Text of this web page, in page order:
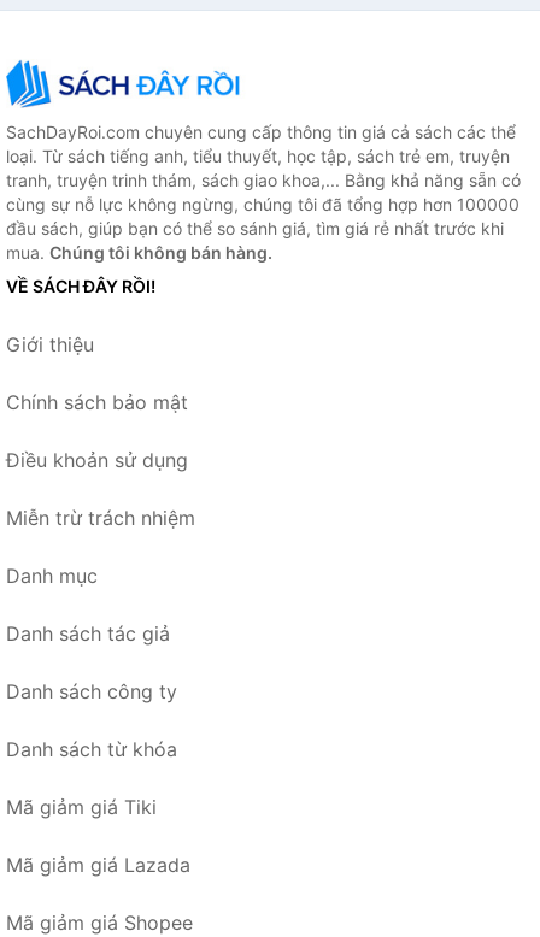
SachDayRoi.com chuyên cung cấp thông tin giá cả sách các thể
loại. Từ sách tiếng anh, tiểu thuyết, học tập, sách trẻ em, truyện
tranh, truyện trinh thám, sách giao khoa,... Bằng khả năng sẵn có
cùng sự nỗ lực không ngừng, chúng tôi đã tổng hợp hơn 100000
đầu sách, giúp bạn có thể so sánh giá, tìm giá rẻ nhất trước khi
mua. Chúng tôi không bán hàng.
VỀ SÁCH ĐÂY RỒI!
Giới thiệu
Chính sách bảo mật
Điều khoản sử dụng
Miễn trừ trách nhiệm
Danh mục
Danh sách tác giả
Danh sách công ty
Danh sách từ khóa
Mã giảm giá Tiki
Mã giảm giá Lazada
Mã giảm giá Shopee